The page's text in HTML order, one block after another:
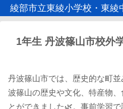
綾部市立東綾小学校・東綾
1年生 丹波篠山市校外
丹波篠山市では、歴史的な町
波篠山の歴史や文化、特産物
とができました🌿。事前学習